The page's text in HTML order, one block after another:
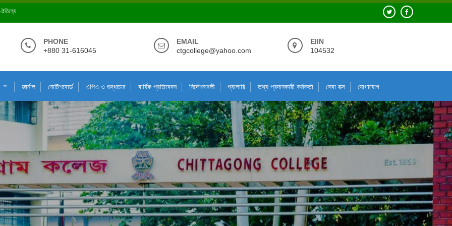
ঐতিহ্যে
PHONE
+880 31-616045
EMAIL
ctgcollege@yahoo.com
EIIN
104532
জার্নাল নোটিশবোর্ড এপিএ ও শুদ্ধাচার বার্ষিক প্রতিবেদন নির্দেশনাবলী গ্যালারি তথ্য প্রদানকারী কর্মকর্তা সেবা বক্স যোগাযোগ